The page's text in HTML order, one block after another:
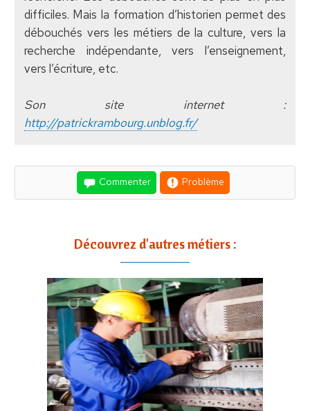
difficiles. Mais la formation d’historien permet des
débouchés vers les métiers de la culture, vers la
recherche indépendante, vers l’enseignement,
vers l’écriture, etc.
Son site internet :
http://patrickrambourg.unblog.fr/
Commenter Problème
Découvrez d'autres métiers :